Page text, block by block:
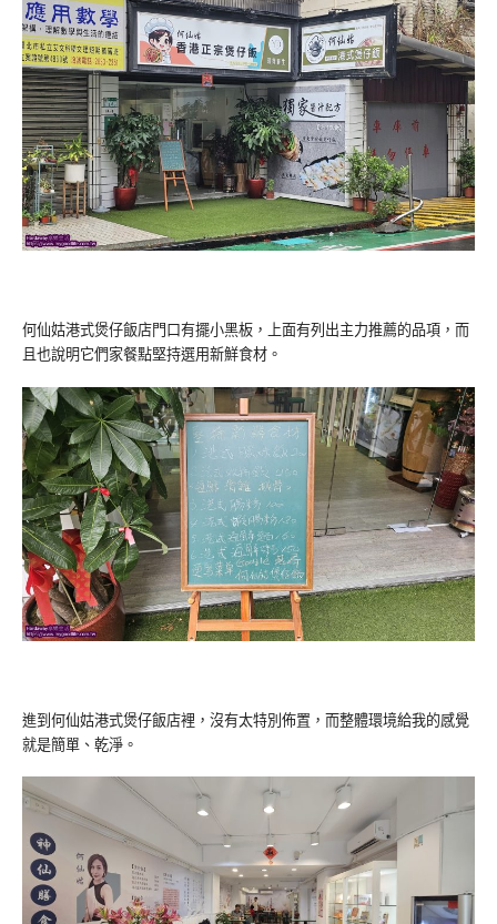
何仙姑港式煲仔飯店門口有擺小黑板，上面有列出主力推薦的品項，而
且也說明它們家餐點堅持選用新鮮食材。
進到何仙姑港式煲仔飯店裡，沒有太特別佈置，而整體環境給我的感覺
就是簡單、乾淨。